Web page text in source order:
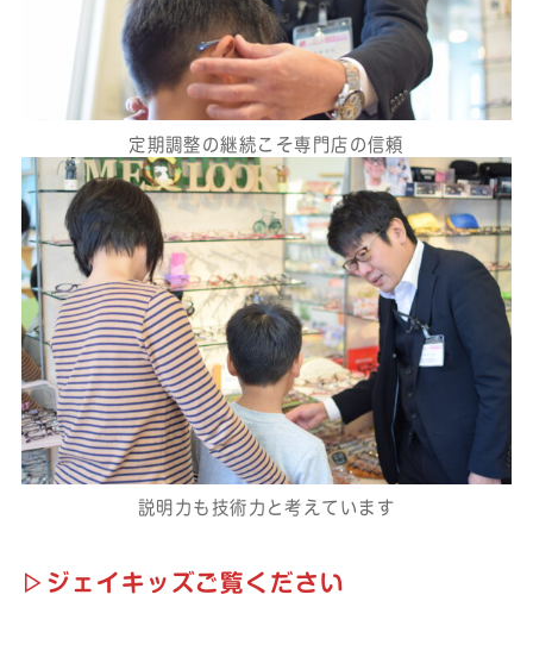
定期調整の継続こそ専門店の信頼
説明力も技術力と考えています
▷ジェイキッズご覧ください